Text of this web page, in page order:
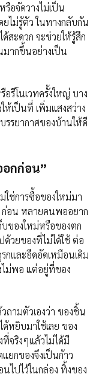
รือจัดวางไม่เป็น
ยไม่รู้ตัว ในทางกลับกัน
สะดวก จะช่วยให้รู้สึก
มากขึ้นอย่างเป็น
อรีโนเวทครั้งใหญ่ บาง
ห้เป็นที่ เพิ่มแสงสว่าง
รรยากาศของบ้านให้ดี
อกก่อน”
ใช่การซื้อของใหม่มา
ก่อน หลายคนพออยาก
บของใหม่หรือของตก
ด้วยของที่ไม่ได้ใช้ ต่อ
กและอึดอัดเหมือนเดิม
ม่พอ แต่อยู่ที่ของ
ถามตัวเองว่า ของชิ้น
หยิบมาใช้เลย ของ
ที่จริงๆแล้วไม่ได้มี
ยกของจึงเป็นก้าว
ไปไว้ในกล่อง ทิ้งของ